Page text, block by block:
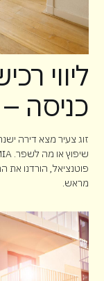
ליווי
כניסה –
זוג צעיר מצא דירה
פוטנציאל, הורדנו את
מראש.